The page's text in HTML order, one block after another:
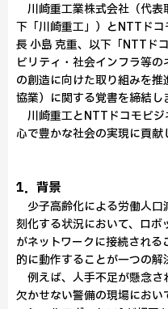
川崎重工業株式会社（代表
下「川崎重工」）とNTTド
長 小島 克重、以下「NTTド
ビリティ・社会インフラ等
の創造に向けた取り組みを
協業）に関する覚書を締結し
川崎重工とNTTドコモビジ
心で豊かな社会の実現に貢献
1．背景
少子高齢化による労働人口
刻化する状況において、ロ
がネットワークに接続され
的に動作することが一つの解
例えば、人手不足が懸念さ
欠かせない警備の現場にお